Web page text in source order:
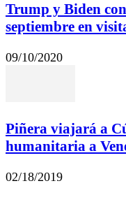
Trump y Biden
septiembre en
09/10/2020
Piñera viajará a
humanitaria a
02/18/2019